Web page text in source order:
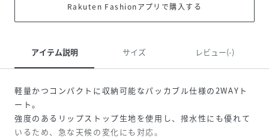
Rakuten Fashionアプリで購入する
アイテム説明 サイズ レビュー(-)
軽量かつコンパクトに収納可能なパッカブル仕様の2WAYト
ート。
強度のあるリップストップ生地を使用し、撥水性にも優れて
いるため、急な天候の変化にも対応。